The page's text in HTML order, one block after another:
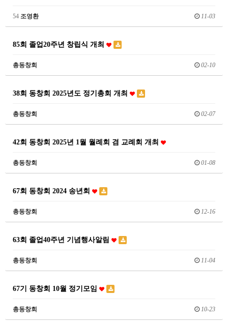
54 조영환 11-03
85회 졸업20주년 창립식 개최
총동창회 02-10
38회 동창회 2025년도 정기총회 개최
총동창회 02-07
42회 동창회 2025년 1월 월례회 겸 교례회 개최
총동창회 01-08
67회 동창회 2024 송년회
총동창회 12-16
63회 졸업40주년 기념행사알림
총동창회 11-04
67기 동창회 10월 정기모임
총동창회 10-23